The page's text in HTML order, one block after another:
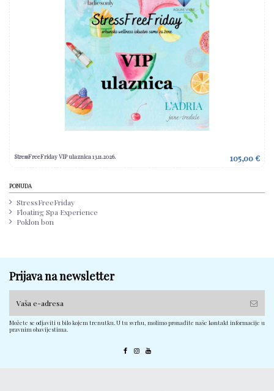
StressFreeFriday VIP ulaznica 13.11.2026. 105,00 €
PONUDA
StressFreeFriday
Floating Spa Experience
Poklon bon
Prijava na newsletter
Možete se odjaviti u bilo kojem trenutku. U tu svrhu, molimo pronađite naše kontakt informacije u
pravnim obavijestima.